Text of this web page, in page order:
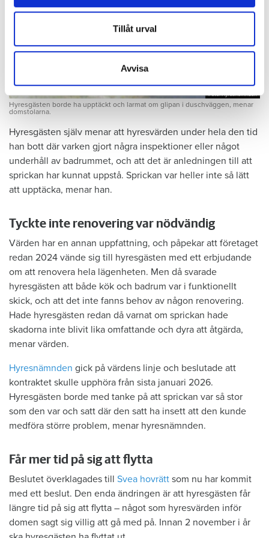
annons- och analysföretag som vi samarbetar med.
Dessa kan i sin tur kombinera informationen med annan
information som du har tillhandahållit eller som de har
samlat in när du har använt deras tjänster.
Tillåt urval
Avvisa
Foto: Hyresnämnden
Foto: Hyresnämnden
Hyresgästen borde ha upptäckt och larmat om glipan i duschväggen, menar
domstolarna.
Hyresgästen själv menar att hyresvärden under hela den tid
han bott där varken gjort några inspektioner eller något
underhåll av badrummet, och att det är anledningen till att
sprickan har kunnat uppstå. Sprickan var heller inte så lätt
att upptäcka, menar han.
Tyckte inte renovering var nödvändig
Värden har en annan uppfattning, och påpekar att företaget
redan 2024 vände sig till hyresgästen med ett erbjudande
om att renovera hela lägenheten. Men då svarade
hyresgästen att både kök och badrum var i funktionellt
skick, och att det inte fanns behov av någon renovering.
Hade hyresgästen redan då varnat om sprickan hade
skadorna inte blivit lika omfattande och dyra att åtgärda,
menar värden.
Hyresnämnden gick på värdens linje och beslutade att
kontraktet skulle upphöra från sista januari 2026.
Hyresgästen borde med tanke på att sprickan var så stor
som den var och satt där den satt ha insett att den kunde
medföra större problem, menar hyresnämnden.
Får mer tid på sig att flytta
Beslutet överklagades till Svea hovrätt som nu har kommit
med ett beslut. Den enda ändringen är att hyresgästen får
längre tid på sig att flytta – något som hyresvärden inför
domen sagt sig villig att gå med på. Innan 2 november i år